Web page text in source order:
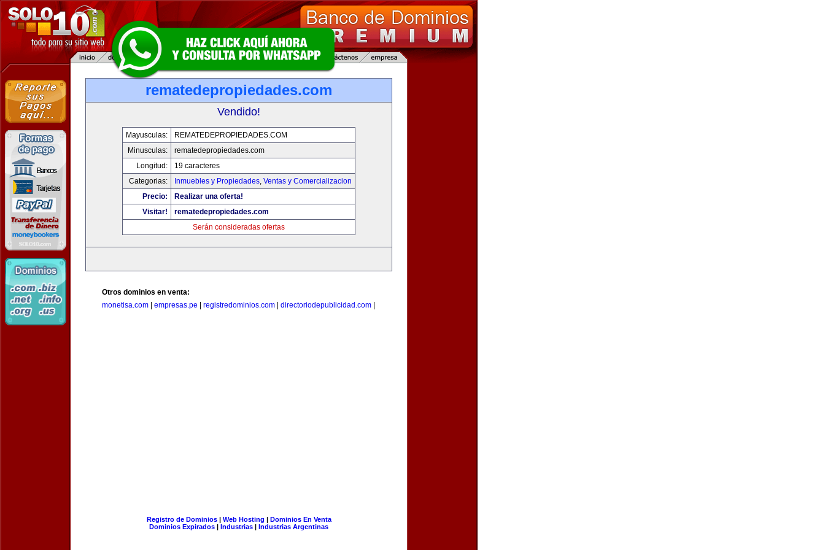
rematedepropiedades.com
Vendido!
Mayusculas:
REMATEDEPROPIEDADES.COM
Minusculas:
rematedepropiedades.com
Longitud:
19 caracteres
Categorias:
Inmuebles y Propiedades, Ventas y Comercializacion
Precio:
Realizar una oferta!
Visitar!
rematedepropiedades.com
Serán consideradas ofertas
Otros dominios en venta:
monetisa.com
empresas.pe registredominios.com directoriodepublicidad.com
Registro de Dominios| Web Hosting | Dominios En Venta
Dominios Expirados | Industrias | Industrias Argentinas